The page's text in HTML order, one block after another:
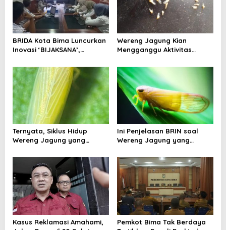
o
s
BRIDA Kota Bima Luncurkan
Inovasi ‘BIJAKSANA’,
Berbasis Stakeholder
Analisis
Wereng Jagung Kian
Mengganggu Aktivitas
Miliki Solusi?
Ternyata, Siklus Hidup
Wereng Jagung yang
Bertahan Hingga 30 Hari
Ini Penjelasan BRIN soal
Wereng Jagung yang
Kasus Reklamasi Amahami,
Pemkot Bima Tak Berdaya